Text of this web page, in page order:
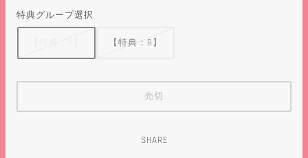
特典グループ選択
【特典：B】
売切
SHARE